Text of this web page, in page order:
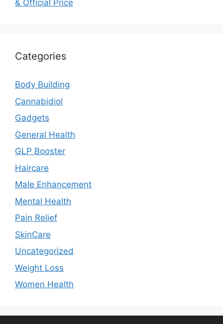
& Official Price
Categories
Body Building
Cannabidiol
Gadgets
General Health
GLP Booster
Haircare
Male Enhancement
Mental Health
Pain Relief
SkinCare
Uncategorized
Weight Loss
Women Health